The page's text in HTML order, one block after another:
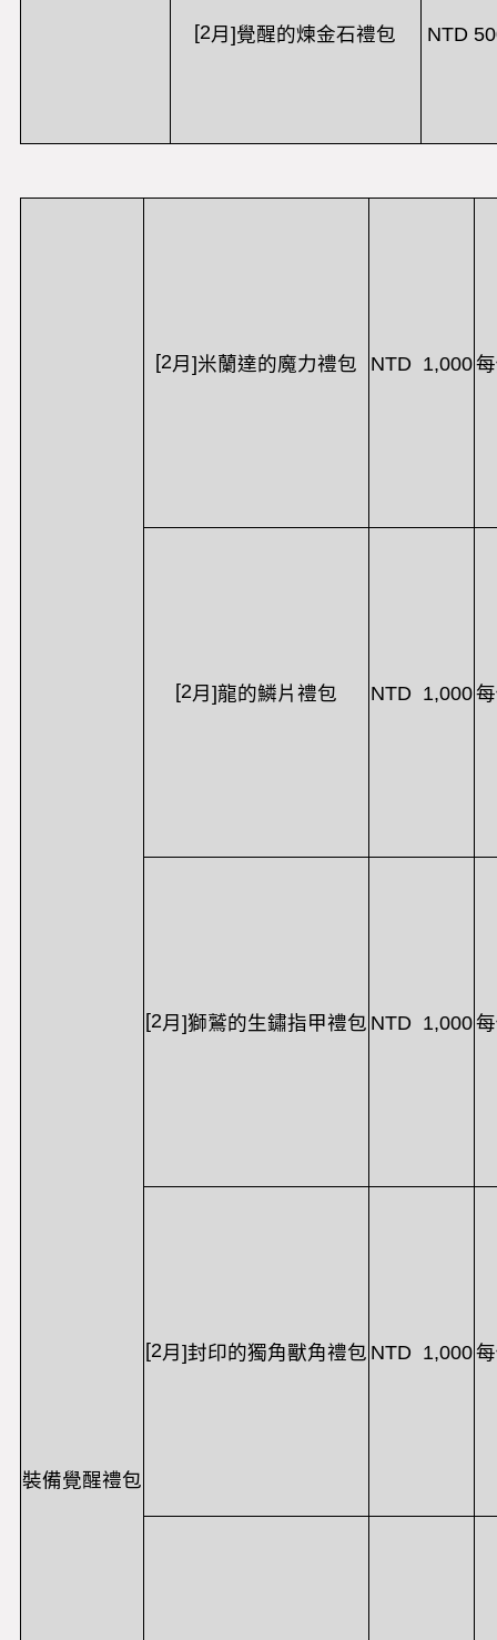
[2月]覺醒的煉金石禮包 NTD
裝備覺醒禮包
[2月 ]米蘭達的魔力禮包 NTD 1,000
[2月 ]龍的鱗片禮包 NTD 1,000
[2月 ]獅鷲的生鏽指甲禮包 NTD 1,000
[2月 ]封印的獨角獸角禮包 NTD 1,000